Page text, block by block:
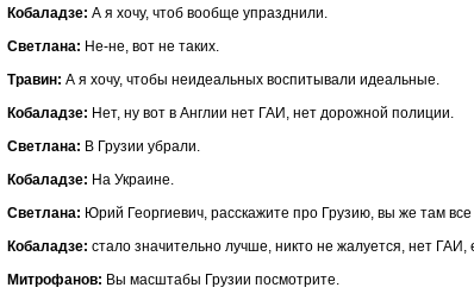
Кобаладзе: А я хочу, чтоб вообще упразднили.
Светлана: Не-не, вот не таких.
Травин: А я хочу, чтобы неидеальных воспитывали идеальные.
Кобаладзе: Нет, ну вот в Англии нет ГАИ, нет дорожной полиции.
Светлана: В Грузии убрали.
Кобаладзе: На Украине.
Светлана: Юрий Георгиевич, расскажите про Грузию, вы же там
Кобаладзе: стало значительно лучше, никто не жалуется, нет
Митрофанов: Вы масштабы Грузии посмотрите.